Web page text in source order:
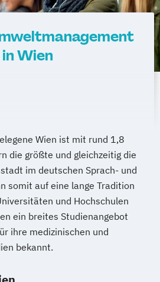
New Work
(DE/EN)
(DE/EN)
Public Health
für
- Engineering
Measurments for
and Scale (CP)
und Wildtiermanagement
in Wien
Wien ist mit rund 1,8
die größte und gleichzeitig die
im deutschen Sprach- und
somit auf eine lange Tradition
und Hochschulen
ein breites Studienangebot
ihre medizinischen und
bekannt.